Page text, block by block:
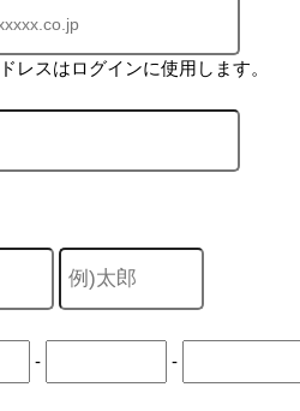
レスはログインに使用します。
- -